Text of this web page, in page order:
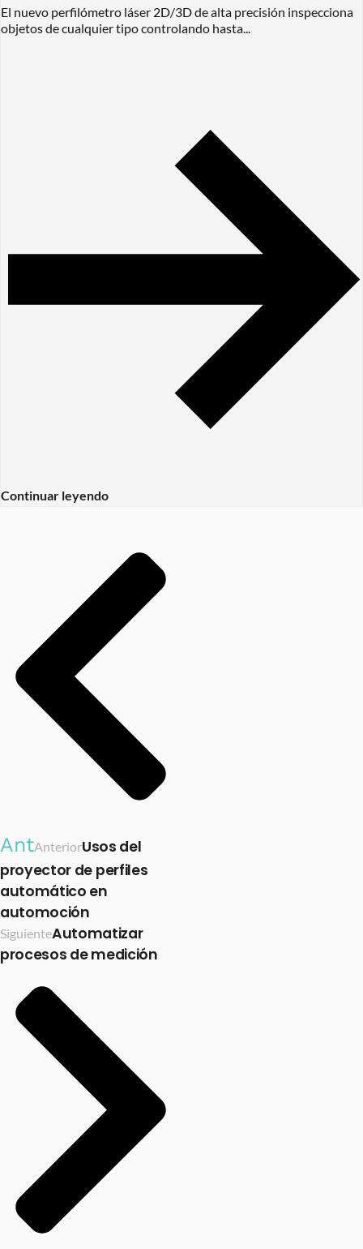
El nuevo perfilómetro láser 2D/3D de alta precisión inspecciona
objetos de cualquier tipo controlando hasta...
Continuar leyendo
AntAnteriorUsos del
proyector de perfiles
automático en
automoción
SiguienteAutomatizar
procesos de medición